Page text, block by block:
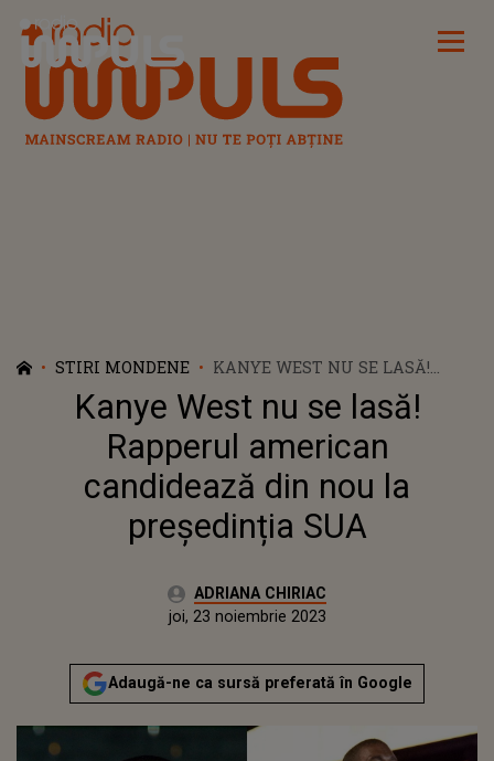
Radio Impuls
STIRI MONDENE
KANYE WEST NU SE LASĂ!
RAPPERUL AMERICAN
CANDIDEAZĂ DIN NOU LA
PREȘEDINȚIA SUA
Kanye West nu se lasă!
Rapperul american
candidează din nou la
președinția SUA
Autor:ADRIANA CHIRIAC
miercuri, 23 noiembrie 2022
Actualizat:
joi, 23 noiembrie 2023
Adaugă-ne ca sursă preferată în Google